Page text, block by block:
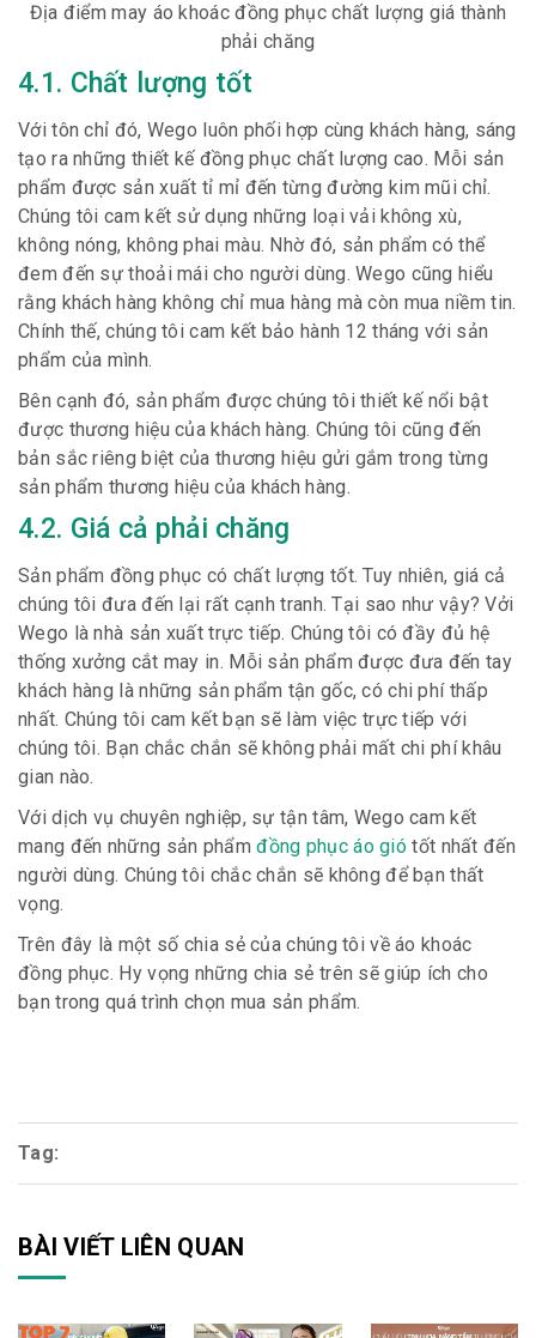
Địa điểm may áo khoác đồng phục chất lượng giá thành
phải chăng
4.1. Chất lượng tốt
Với tôn chỉ đó, Wego luôn phối hợp cùng khách hàng, sáng
tạo ra những thiết kế đồng phục chất lượng cao. Mỗi sản
phẩm được sản xuất tỉ mỉ đến từng đường kim mũi chỉ.
Chúng tôi cam kết sử dụng những loại vải không xù,
không nóng, không phai màu. Nhờ đó, sản phẩm có thể
đem đến sự thoải mái cho người dùng. Wego cũng hiểu
rằng khách hàng không chỉ mua hàng mà còn mua niềm tin.
Chính thế, chúng tôi cam kết bảo hành 12 tháng với sản
phẩm của mình.
Bên cạnh đó, sản phẩm được chúng tôi thiết kế nổi bật
được thương hiệu của khách hàng. Chúng tôi cũng đến
bản sắc riêng biệt của thương hiệu gửi gắm trong từng
sản phẩm thương hiệu của khách hàng.
4.2. Giá cả phải chăng
Sản phẩm đồng phục có chất lượng tốt. Tuy nhiên, giá cả
chúng tôi đưa đến lại rất cạnh tranh. Tại sao như vậy? Vởi
Wego là nhà sản xuất trực tiếp. Chúng tôi có đầy đủ hệ
thống xưởng cắt may in. Mỗi sản phẩm được đưa đến tay
khách hàng là những sản phẩm tận gốc, có chi phí thấp
nhất. Chúng tôi cam kết bạn sẽ làm việc trực tiếp với
chúng tôi. Bạn chắc chắn sẽ không phải mất chi phí khâu
gian nào.
Với dịch vụ chuyên nghiệp, sự tận tâm, Wego cam kết
mang đến những sản phẩmđồng phục áo gió tốt nhất đến
người dùng. Chúng tôi chắc chắn sẽ không để bạn thất
vọng.
Trên đây là một số chia sẻ của chúng tôi về áo khoác
đồng phục. Hy vọng những chia sẻ trên sẽ giúp ích cho
bạn trong quá trình chọn mua sản phẩm.
Tag:
BÀI VIẾT LIÊN QUAN